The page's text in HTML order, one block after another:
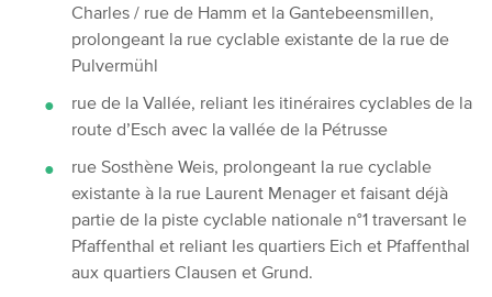
Charles / rue de Hamm et la Gantebeensmillen,
prolongeant la rue cyclable existante de la rue de
Pulvermühl
rue de la Vallée, reliant les itinéraires cyclables de la
route d’Esch avec la vallée de la Pétrusse
rue Sosthène Weis, prolongeant la rue cyclable
existante à la rue Laurent Menager et faisant déjà
partie de la piste cyclable nationale n°1 traversant le
Pfaffenthal et reliant les quartiers Eich et Pfaffenthal
aux quartiers Clausen et Grund.